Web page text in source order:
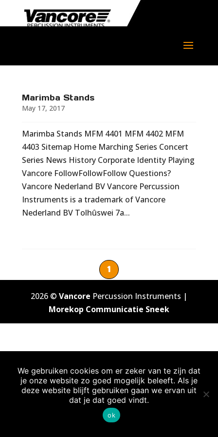
Marimba Stands
May 17, 2017
Marimba Stands MFM 4401 MFM 4402 MFM
4403 Sitemap Home Marching Series Concert
Series News History Corporate Identity Playing
Vancore FollowFollowFollow Questions?
Vancore Nederland BV Vancore Percussion
Instruments is a trademark of Vancore
Nederland BV Tolhûswei 7a...
1
2026 © Vancore Percussion Instruments |
Morekop Communicatie Sneek
We gebruiken cookies om er zeker van te zijn dat
je onze website zo goed mogelijk beleeft. Als je
deze website blijft gebruiken gaan we ervan uit
dat je dat goed vindt.
ok